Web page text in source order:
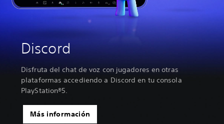
Discord
Disfruta del chat de voz con jugadores en otras
plataformas accediendo a Discord en tu consola
PlayStation®5.
Más información